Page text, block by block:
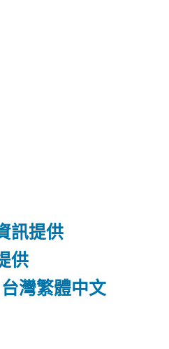
訊提供
供
灣繁體中文